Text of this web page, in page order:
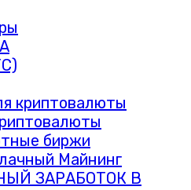
криптовалюты
биржи
Майнинг
ЗАРАБОТОК В